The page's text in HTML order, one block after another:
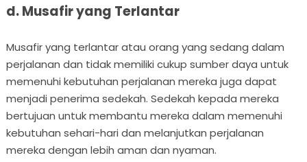
d. Musafir yang Terlantar
Musafir yang terlantar atau orang yang sedang dalam
perjalanan dan tidak memiliki cukup sumber daya untuk
memenuhi kebutuhan perjalanan mereka juga dapat
menjadi penerima sedekah. Sedekah kepada mereka
bertujuan untuk membantu mereka dalam memenuhi
kebutuhan sehari-hari dan melanjutkan perjalanan
mereka dengan lebih aman dan nyaman.